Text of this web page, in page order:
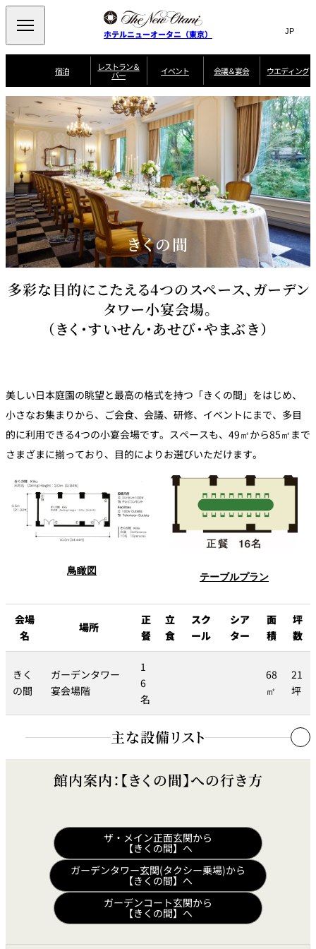
ホテルニューオータニ（東京） Search
サ
ト
内
検
索
窓
を
開
閉
言
切
替
え
メ
ニ
ュ
ー
を
開
閉
JP(日本語)
EN
Select Language▼
宿泊
ゼクティブハ
ウス 禅 ザ・メイン
ニューオータニ・
ガーデンタワー スイートのご案内
客室一覧 宿泊プラン一覧 サービスガイド ルームサービス
ルニューオー
サービスア
ートメント 朝食のご案内
宿泊者限定
ディナ ーご優待
のご案内
誕生日や記念日の
お祝いに
レストラン＆
バー
ご案内
ソムリエ 個室のご案内
ご家族で楽し
む小個室
ビュッフェ
VIEW & DINING
THE SKY
タワーレスト
ラン
ガーデンラウ
ンジ
トレーダーヴ
ィックス 東京
スイーツ
パティスリー
SATSUKI
ピエール・エ
ルメ・パリ
西洋料理
トゥールダル
ジャン 東京
トレーダーヴ
ィックス 東京
ベッラ・ヴィ
スタ ガンシップ
中国料理
大観苑＜
TAIKAN EN＞
鉄板焼/ステーキ
リブルーム
石心亭＜
SEKISHIN-TEI＞
清泉亭＜
SEISEN-TEI＞ もみじ亭
日本料理
SENBAZURU＞
なだ万本店 山
天婦羅 ほり川
紀尾井町 藍泉
＜RANSEN＞
岡半＜
OKAHAN＞
メイン）＜
KYUBEY＞
久兵衛（ガー
デンタワー）
＜KYUBEY＞ ふみぜん
にいづ
SATSUKI ンジ トムCAT ペシャワール
カフェ ラ ミル ミルクホール COFFEE OUTRIGGER
バー
バー カプリ
タワー・カフ
ェ SKY BAR
KATO'S DINING
イベント 会議＆宴会
会
議
＆
宴
会
宴会場一覧 プラン一覧 MICE
宴会ご予約・お問
合せフォーム
ウエディング
ウ
エ
デ
ィ
ン
グ
ウエディングスタ
イル コンセ
披露宴 料理・
ムービー
SUPER-
TOKYO
ホテルへのアクセ
ス
きくの間
多彩な目的にこたえる4つのスペース、ガーデン
タワー小宴会場。
（きく・すいせん・あせび・やまぶき）
美しい日本庭園の眺望と最高の格式を持つ「きくの間」をはじめ、
小さなお集まりから、ご会食、会議、研修、イベントにまで、多目
的に利用できる4つの小宴会場です。スペースも、49㎡から85㎡まで
さまざまに揃っており、目的によりお選びいただけます。
鳥瞰図
テーブルプラン
会場
名
場所
正
餐
立
食
スク
ール
シア
ター
面
積
坪
数
きく
の間
ガーデンタワー
宴会場階
1
6
名
68
㎡
21
坪
主な設備リスト
●
館内案内：【きくの間】への行き方
ザ・メイン正面玄関から
【きくの間】へ
ガーデンタワー玄関(タクシー乗場)から
【きくの間】へ
ガーデンコート玄関から
【きくの間】へ